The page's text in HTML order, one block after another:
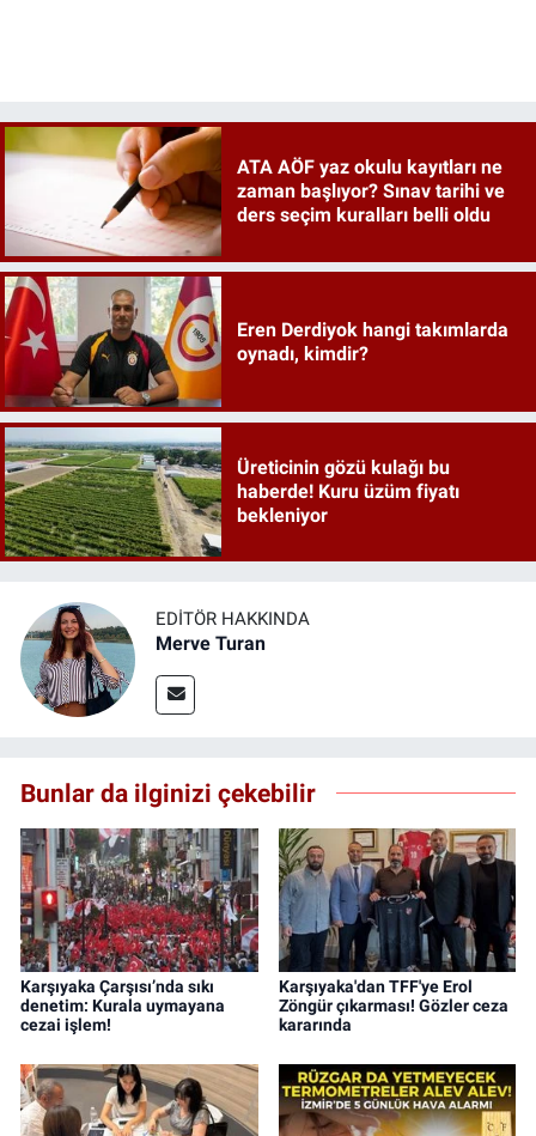
ATA AÖF yaz okulu kayıtları ne
zaman başlıyor? Sınav tarihi ve
ders seçim kuralları belli oldu
Eren Derdiyok hangi takımlarda
oynadı, kimdir?
Üreticinin gözü kulağı bu
haberde! Kuru üzüm fiyatı
bekleniyor
EDITÖR HAKKINDA
Merve Turan
Bunlar da ilginizi çekebilir
Karşıyaka Çarşısı’nda sıkı
denetim: Kurala uymayana
cezai işlem!
Karşıyaka'dan TFF'ye Erol
Zöngür çıkarması! Gözler ceza
kararında